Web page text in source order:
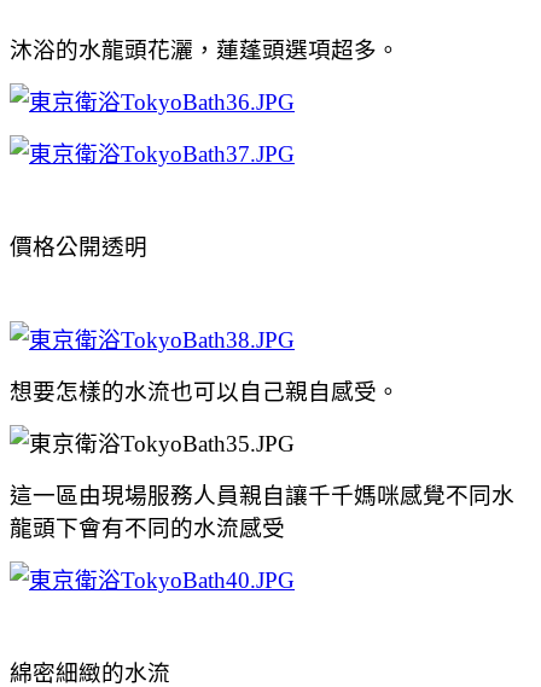
沐浴的水龍頭花灑，蓮蓬頭選項超多。
價格公開透明
想要怎樣的水流也可以自己親自感受。
這一區由現場服務人員親自讓千千媽咪感覺不同水
龍頭下會有不同的水流感受
綿密細緻的水流